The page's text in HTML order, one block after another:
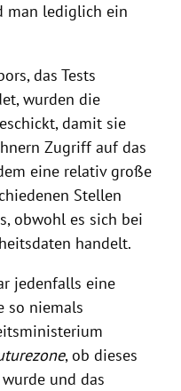
man lediglich ein
das Tests
wurden die
damit sie
Zugriff auf das
eine relativ große
Stellen
obwohl es sich bei
handelt.
jedenfalls eine
so niemals
, ob dieses
und das